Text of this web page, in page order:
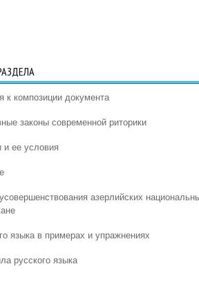
к композиции документа
законы современной риторики
и ее условия
азерлийских
языка в примерах и упражнениях
русского языка